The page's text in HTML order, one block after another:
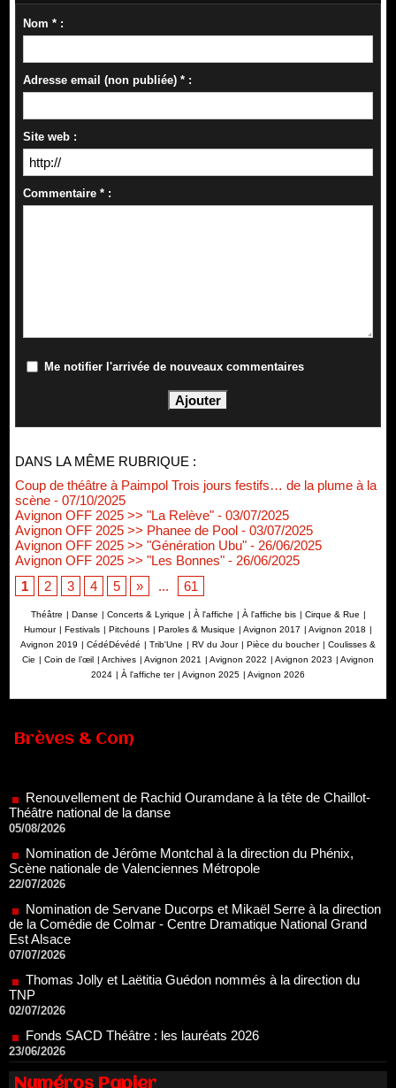
Nom * :
Adresse email (non publiée) * :
Site web :
Commentaire * :
Me notifier l'arrivée de nouveaux commentaires
DANS LA MÊME RUBRIQUE :
Coup de théâtre à Paimpol Trois jours festifs… de la plume à la
scène - 07/10/2025
Avignon OFF 2025 >> "La Relève" - 03/07/2025
Avignon OFF 2025 >> Phanee de Pool - 03/07/2025
Avignon OFF 2025 >> "Génération Ubu" - 26/06/2025
Avignon OFF 2025 >> "Les Bonnes" - 26/06/2025
1
2 3 4 5 » ... 61
Théâtre | Danse | Concerts & Lyrique | À l'affiche | À l'affiche bis | Cirque & Rue |
Humour | Festivals | Pitchouns | Paroles & Musique | Avignon 2017 | Avignon 2018 |
Avignon 2019 | CédéDévédé | Trib'Une | RV du Jour | Pièce du boucher | Coulisses &
Cie | Coin de l’œil | Archives | Avignon 2021 | Avignon 2022 | Avignon 2023 | Avignon
2024 | À l'affiche ter | Avignon 2025 | Avignon 2026
Brèves & Com
Renouvellement de Rachid Ouramdane à la tête de Chaillot-
Nomination de Jérôme Montchal à la direction du Phénix,
Scène nationale de Valenciennes Métropole
22/07/2026
Nomination de Servane Ducorps et Mikaël Serre à la direction
de la Comédie de Colmar - Centre Dramatique National Grand
Est Alsace
07/07/2026
Thomas Jolly et Laëtitia Guédon nommés à la direction du
TNP
02/07/2026
Fonds SACD Théâtre : les lauréats 2026
23/06/2026
20/06/2026
Le palmarès des prix SACD 2026
18/06/2026
Numéros Papier